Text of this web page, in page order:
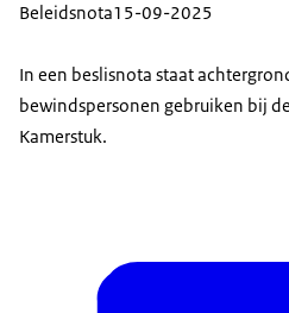
Beleidsnota15-09-2025
In een beslisnota staat
bewindspersonen gebruiken bij
Kamerstuk.